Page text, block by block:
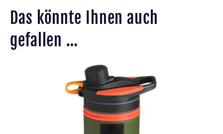
Das könnte Ihnen auch
gefallen …